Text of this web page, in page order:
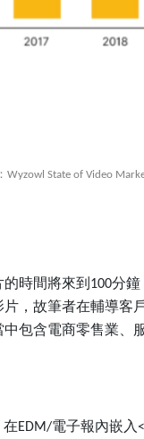
Wyzowl State of Video
時間將來到100分鐘
，故筆者在輔導客
包含電商零售業
EDM/電子報內嵌入